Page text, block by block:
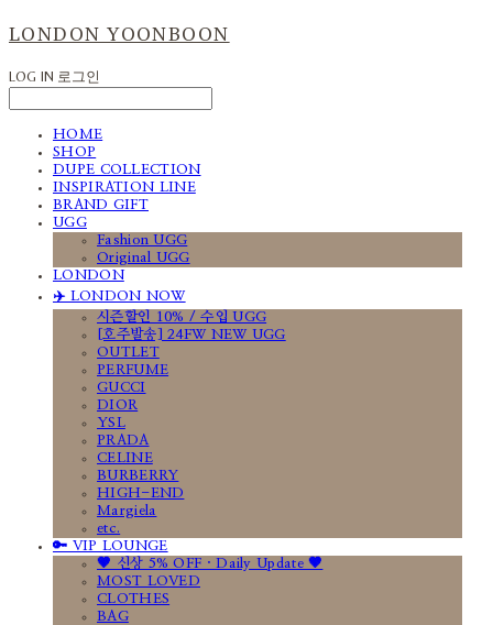
LONDON YOONBOON
LOG IN 로그인
HOME
SHOP
DUPE COLLECTION
INSPIRATION LINE
BRAND GIFT
UGG
Fashion UGG
Original UGG
LONDON
✈️ LONDON NOW
시즌할인 10% / 수입 UGG
[호주발송] 24FW NEW UGG
OUTLET
PERFUME
GUCCI
DIOR
YSL
PRADA
CELINE
BURBERRY
HIGH-END
Margiela
etc.
🔑 VIP LOUNGE
🤎 신상 5% OFF · Daily Update 🤎
MOST LOVED
CLOTHES
BAG